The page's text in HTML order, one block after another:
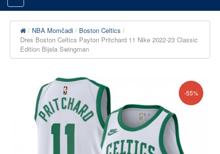
NBA Momčadi
Boston Celtics
Dres Boston Celtics Payton Pritchard 11 Nike 2022-23 Classic
Edition Bijela Swingman
-55%